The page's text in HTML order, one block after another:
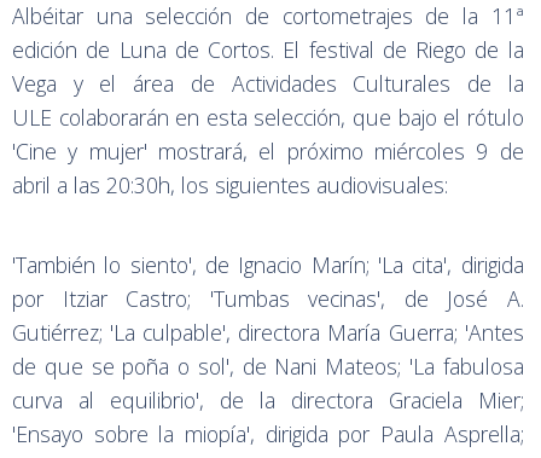
Albéitar una selección de cortometrajes de la 11ª
edición de Luna de Cortos. El festival de Riego de la
Vega y el área de Actividades Culturales de la
ULE colaborarán en esta selección, que bajo el rótulo
'Cine y mujer' mostrará, el próximo miércoles 9 de
abril a las 20:30h, los siguientes audiovisuales:
'También lo siento', de Ignacio Marín; 'La cita', dirigida
por Itziar Castro; 'Tumbas vecinas', de José A.
Gutiérrez; 'La culpable', directora María Guerra; 'Antes
de que se poña o sol', de Nani Mateos; 'La fabulosa
curva al equilibrio', de la directora Graciela Mier;
'Ensayo sobre la miopía', dirigida por Paula Asprella;